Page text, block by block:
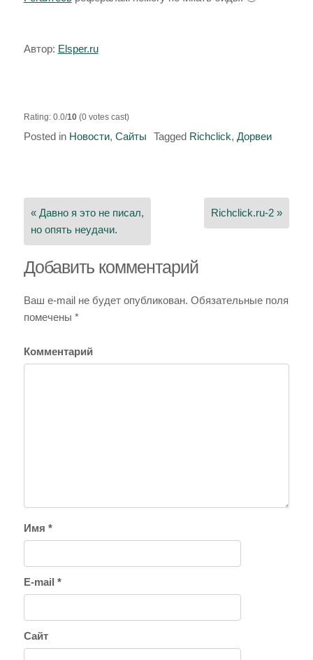
Автор: Elsper.ru
Rating: 0.0/10(0 votes cast)
Posted in Новости, Сайты Tagged Richclick, Дорвеи
по
записям
« Давно я это не писал,
но опять неудачи.
Richclick.ru-2 »
Добавить комментарий
Ваш e-mail не будет опубликован. Обязательные поля
помечены *
Комментарий
Имя *
E-mail *
Сайт